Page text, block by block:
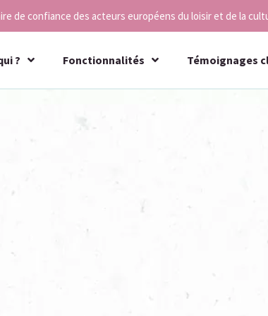
de confiance des acteurs européens du loisir et de la
? Fonctionnalités Témoignages